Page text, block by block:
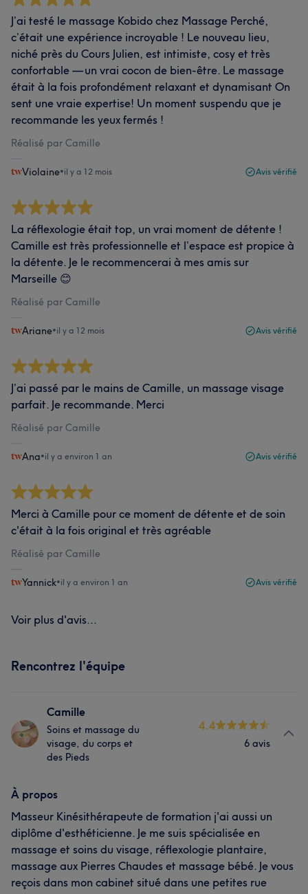
J’ai testé le massage Kobido chez Massage Perché,
c’était une expérience incroyable ! Le nouveau lieu,
niché près du Cours Julien, est intimiste, cosy et très
confortable — un vrai cocon de bien-être. Le massage
était à la fois profondément relaxant et dynamisant On
sent une vraie expertise! Un moment suspendu que je
recommande les yeux fermés !
Réalisé par Camille
Violaine•il y a 12 mois Avis vérifié
La réflexologie était top, un vrai moment de détente !
Camille est très professionnelle et l’espace est propice à
la détente. Je le recommencerai à mes amis sur
Marseille 😊
Réalisé par Camille
Ariane•il y a 12 mois Avis vérifié
J’ai passé par le mains de Camille, un massage visage
parfait. Je recommande. Merci
Réalisé par Camille
Ana•il y a environ 1 an Avis vérifié
Merci à Camille pour ce moment de détente et de soin
c'était à la fois original et très agréable
Réalisé par Camille
Yannick•il y a environ 1 an Avis vérifié
Voir plus d'avis...
Rencontrez l'équipe
Camille
Soins et massage du
visage, du corps et
des Pieds
4.4
6 avis
À propos
Masseur Kinésithérapeute de formation j'ai aussi un
diplôme d'esthéticienne. Je me suis spécialisée en
massage et soins du visage, réflexologie plantaire,
massage aux Pierres Chaudes et massage bébé. Je vous
reçois dans mon cabinet situé dans une petites rue